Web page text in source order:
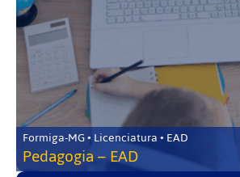
Formiga-MG • Licenciatura • EAD
Pedagogia – EAD